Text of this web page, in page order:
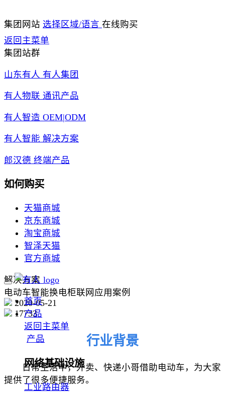
集团网站 选择区域/语言 在线购买
返回主菜单
集团站群
山东有人 有人集团
有人物联 通讯产品
有人智造 OEM|ODM
有人智能 解决方案
郎汉德 终端产品
如何购买
天猫商城
京东商城
淘宝商城
智泽天猫
官方商城
首页
产品
返回主菜单
产品
网络基础设施
工业路由器
解决方案
电动车智能换电柜联网应用案例
2020-05-21
17733
行业背景
日常生活中，外卖、快递小哥借助电动车，为大家
提供了很多便捷服务。